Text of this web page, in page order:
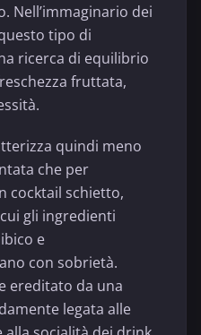
Nell’immaginario dei
tipo di
ricerca di equilibrio
fruttata,
quindi meno
che per
cocktail schietto,
gli ingredienti
e
con sobrietà.
ereditato da una
legata alle